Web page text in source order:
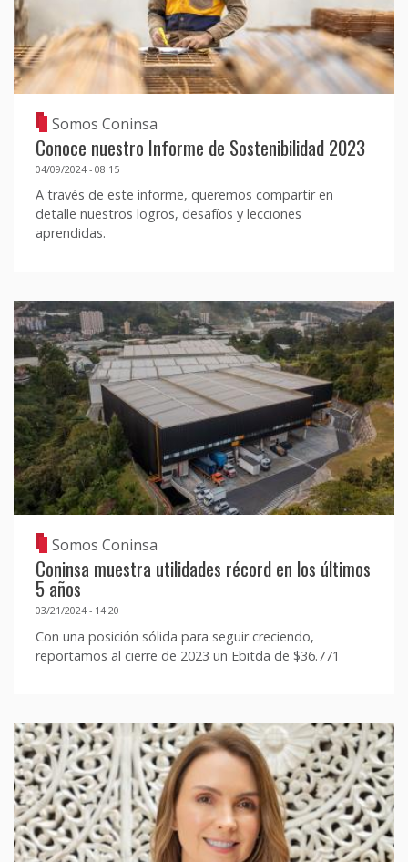
Somos Coninsa
Conoce nuestro Informe de Sostenibilidad 2023
04/09/2024 - 08:15
A través de este informe, queremos compartir en
detalle nuestros logros, desafíos y lecciones
aprendidas.
Somos Coninsa
Coninsa muestra utilidades récord en los últimos
5 años
03/21/2024 - 14:20
Con una posición sólida para seguir creciendo,
reportamos al cierre de 2023 un Ebitda de $36.771